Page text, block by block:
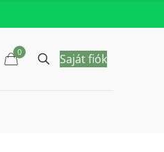
0 Saját fiók